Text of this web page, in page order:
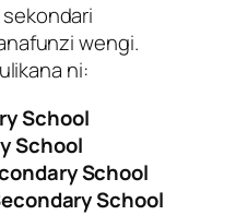
wengi.
ni:
School
School
School
School